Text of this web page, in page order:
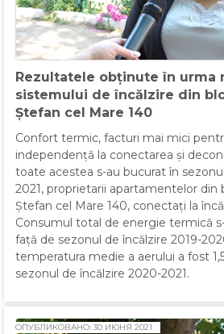
Rezultatele obținute în urma
sistemului de încălzire din
Ștefan cel Mare 140
Confort termic, facturi mai mici
independență la conectarea și
toate acestea s-au bucurat în
2021, proprietarii apartamentelor din
Ștefan cel Mare 140, conectați la
Consumul total de energie termică
față de sezonul de încălzire 2019-
temperatura medie a aerului a fost
sezonul de încălzire 2020-2021.
ОПУБЛИКОВАНО: 30 ИЮНЯ 2021